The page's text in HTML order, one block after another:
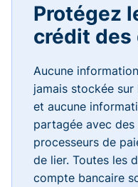
Protégez
crédit des
Aucune
jamais stockée
et aucune
partagée avec
processeurs de
de lier. Toutes les
compte bancaire